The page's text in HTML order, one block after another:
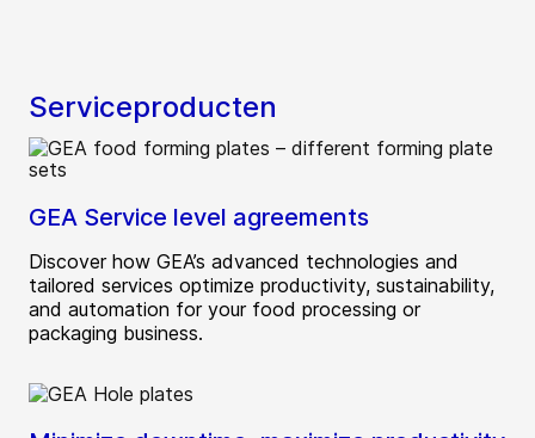
Serviceproducten
GEA Service level agreements
Discover how GEA’s advanced technologies and
tailored services optimize productivity, sustainability,
and automation for your food processing or
packaging business.